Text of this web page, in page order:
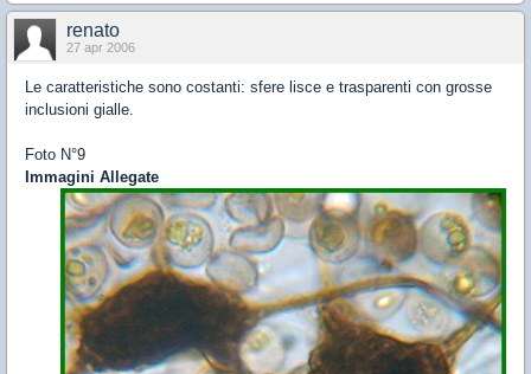
renato
27 apr 2006
Le caratteristiche sono costanti: sfere lisce e trasparenti con grosse
inclusioni gialle.
Foto N°9
Immagini Allegate